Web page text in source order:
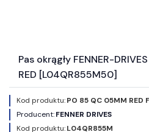
Pas okrągły FENNER-
RED [L04QR855M50]
Kod produktu:PO 85 QC 05MM RED
Producent:FENNER DRIVES
Kod produktu:L04QR855M